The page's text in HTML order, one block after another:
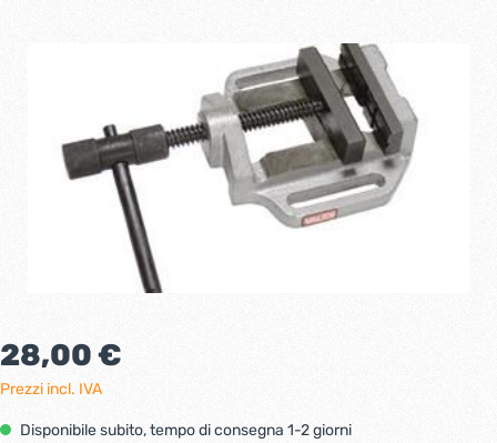
28,00 €
Prezzi incl. IVA
Disponibile subito, tempo di consegna 1-2 giorni